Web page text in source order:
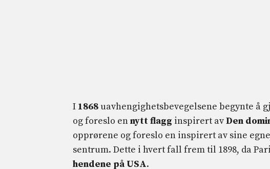
I 1868 uavhengighetsbevegelsene begynte å
og foreslo ennytt flagg inspirert avDen
opprørene og foreslo en inspirert av sine
sentrum. Dette i hvert fall frem til 1898, da
hendene på USA.